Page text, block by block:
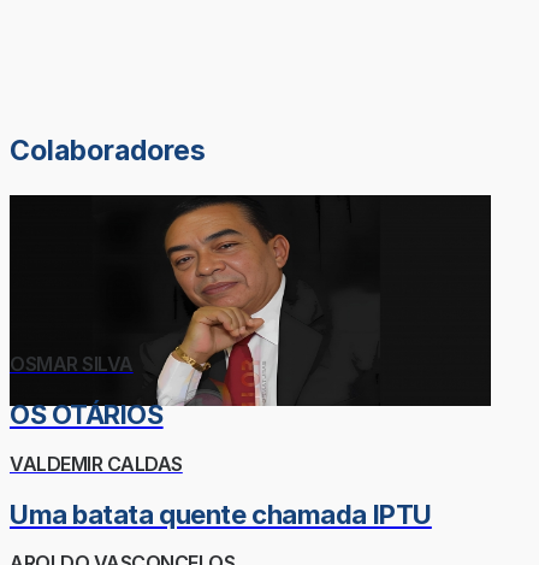
Colaboradores
OSMAR SILVA
OS OTÁRIOS
VALDEMIR CALDAS
Uma batata quente chamada IPTU